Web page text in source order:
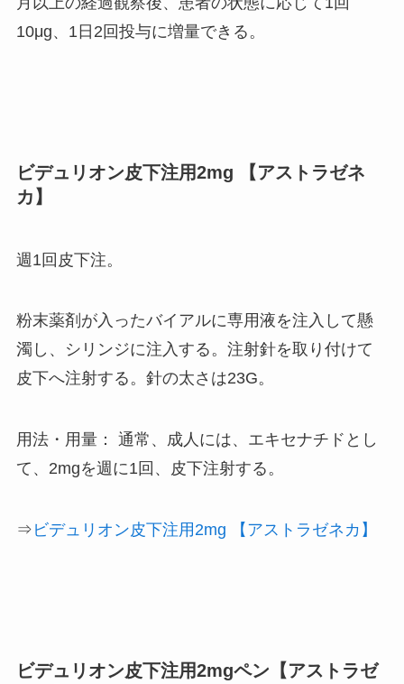
10μg、1日2回投与に増量できる。
ビデュリオン皮下注用2mg 【アストラゼネ
カ】
週1回皮下注。
粉末薬剤が入ったバイアルに専用液を注入して懸
濁し、シリンジに注入する。注射針を取り付けて
皮下へ注射する。針の太さは23G。
用法・用量： 通常、成人には、エキセナチドとし
て、2mgを週に1回、皮下注射する。
⇒ ビデュリオン皮下注用2mg 【アストラゼネカ】
ビデュリオン皮下注用2mgペン【アストラゼ